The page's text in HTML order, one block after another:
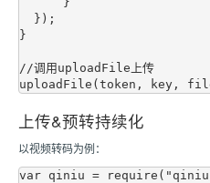
}
//调用uploadFile上传
上传&预转持续化
以视频转码为例：
var qiniu =